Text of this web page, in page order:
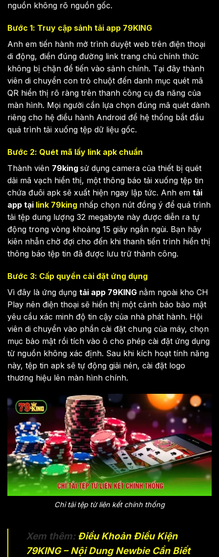
nguồn không rõ nguồn gốc.
Bước 1: Truy cập sảnh tải app 79KING
Anh em tiến hành mở trình duyệt web trên điện thoại
di động, điền đúng đường link trang chủ chính thức
không bị chặn để tiến vào sảnh chính. Tại đây thành
viên di chuyển con trỏ chuột đến danh mục quét mã
QR hiển thị rõ ràng trên thanh công cụ đa năng của
màn hình. Mọi người cần lựa chọn đúng mã quét dành
riêng cho hệ điều hành Android để hệ thống bắt đầu
quá trình tải xuống tệp dữ liệu gốc.
Bước 2: Quét mã lấy link apk chuẩn
Thành viên 79king sử dụng camera của thiết bị quét
dải mã vạch hiển thị, một thông báo tải xuống tệp tin
chứa đuôi apk sẽ xuất hiện ngay lập tức. Anh em tải
app tại link 79king nhấp chọn nút đồng ý để quá trình
tải tệp dung lượng 32 megabyte này được diễn ra tự
động trong vòng khoảng 15 giây ngắn ngủi. Bạn hãy
kiên nhẫn chờ đợi cho đến khi thanh tiến trình hiển thị
thông báo tệp tin đã được lưu trữ thành công.
Bước 3: Cấp quyền cài đặt ứng dụng
Vì đây là ứng dụng tải app 79KING nằm ngoài kho CH
Play nên điện thoại sẽ hiển thị một cảnh báo bảo mật
yêu cầu xác minh độ tin cậy của nhà phát hành. Hội
viên di chuyển vào phần cài đặt chung của máy, chọn
mục bảo mật rồi tích vào ô cho phép cài đặt ứng dụng
từ nguồn không xác định. Sau khi kích hoạt tính năng
này, tệp tin apk sẽ tự động giải nén, cài đặt logo
thương hiệu lên màn hình chính.
Chỉ tải tệp từ liên kết chính thống
Xem thêm: Điều Khoản Điều Kiện
79KING – Nội Dung Newbie Cần Biết